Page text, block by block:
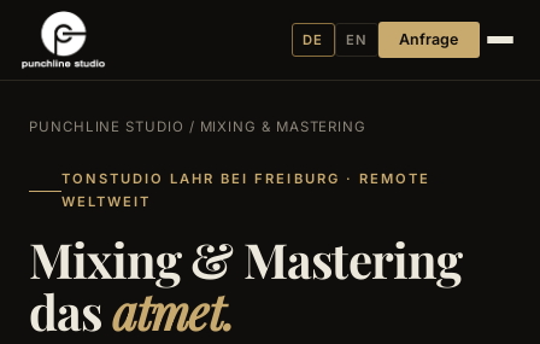
DE EN Anfrage
PUNCHLINE STUDIO / MIXING & MASTERING
TONSTUDIO LAHR BEI FREIBURG · REMOTE
WELTWEIT
Mixing & Mastering
dasatmet.